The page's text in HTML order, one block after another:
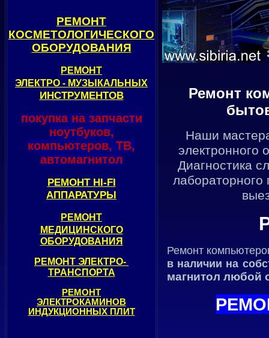
Ремонт
Наши
электронного
Диагностика
лабораторного
Ремонт
в наличии на
магнитол любой
РЕМОНТ
КОСМЕТОЛОГИЧЕСКОГО
ОБОРУДОВАНИЯ
РЕМОНТ
ЭЛЕКТРО - МУЗЫКАЛЬНЫХ
ИНСТРУМЕНТОВ
покупка на запчасти
ноутбуков,
компьютеров, ТВ,
автомагнитол
РЕМОНТ HI-FI
АППАРАТУРЫ
РЕМОНТ
МЕДИЦИНСКОГО
ОБОРУДОВАНИЯ
РЕМОНТ ЭЛЕКТРО-
ТРАНСПОРТА
РЕМОНТ
ЭЛЕКТРОКАМИНОВ
ИНДУКЦИОННЫХ ПЛИТ